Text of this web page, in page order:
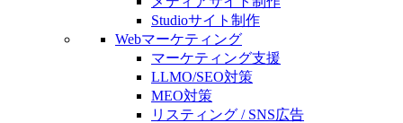
Studioサイト制作
Webマーケティング
マーケティング支援
LLMO/SEO対策
MEO対策
リスティング / SNS広告